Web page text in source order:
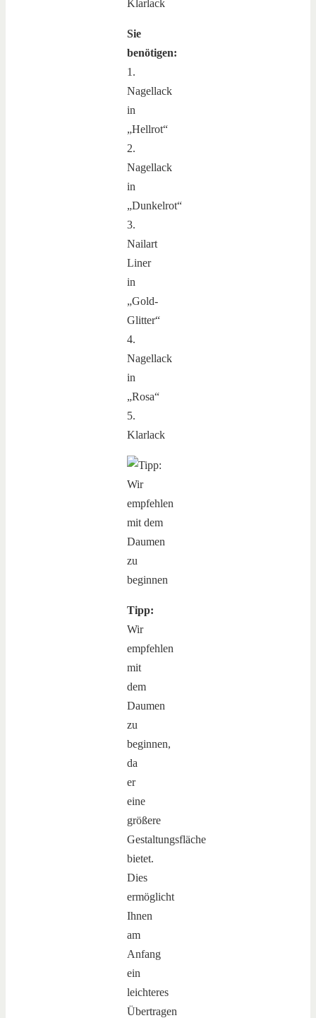
Sie
benötigen:
1.
Nagellack
in
„Hellrot“
2.
Nagellack
in
„Dunkelrot“
3.
Nailart
Liner
in
„Gold-
Glitter“
4.
Nagellack
in
„Rosa“
5.
Klarlack
Tipp:
Wir
empfehlen
mit
dem
Daumen
zu
beginnen,
da
er
eine
größere
Gestaltungsfläche
bietet.
Dies
ermöglicht
Ihnen
am
Anfang
ein
leichteres
Übertragen